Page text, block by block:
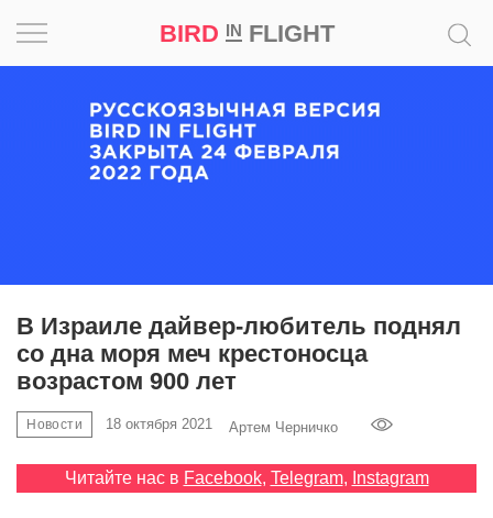
BIRD INFLIGHT
В Израиле дайвер-любитель поднял
со дна моря меч крестоносца
возрастом 900 лет
Новости 18 октября 2021 Артем Черничко
Читайте нас в Facebook, Telegram, Instagram